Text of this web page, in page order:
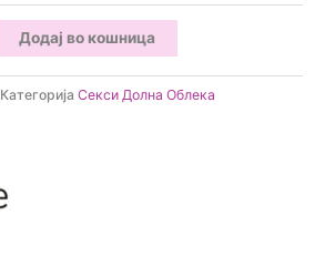
Додај во кошница
Категорија Секси Долна Облека